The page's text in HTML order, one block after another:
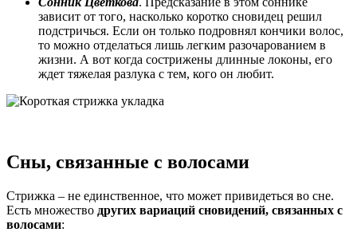
зависит от того, насколько коротко сновидец решил
подстричься. Если он только подровнял кончики волос,
то можно отделаться лишь легким разочарованием в
жизни. А вот когда сострижены длинные локоны, его
ждет тяжелая разлука с тем, кого он любит.
Сны, связанные с волосами
Стрижка – не единственное, что может привидеться во сне.
Есть множество других вариаций сновидений, связанных с
волосами: